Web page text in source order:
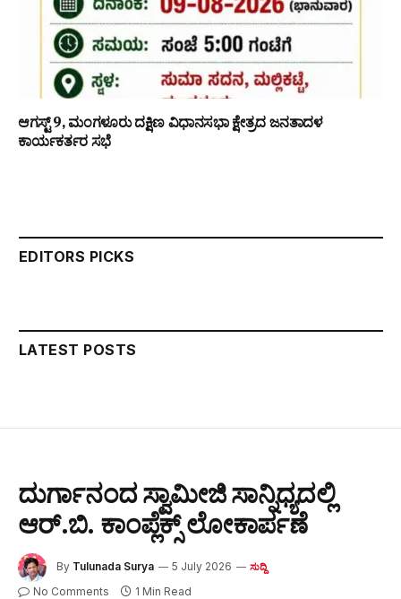
ಆಗಸ್ಟ್ 9, ಮಂಗಳೂರು ದಕ್ಷಿಣ ವಿಧಾನಸಭಾ ಕ್ಷೇತ್ರದ ಜನತಾದಳ
ಕಾರ್ಯಕರ್ತರ ಸಭೆ
EDITORS PICKS
LATEST POSTS
ದುರ್ಗಾನಂದ ಸ್ವಾಮೀಜಿ ಸಾನ್ನಿಧ್ಯದಲ್ಲಿ
ಆರ್.ಬಿ. ಕಾಂಪ್ಲೆಕ್ಸ್ ಲೋಕಾರ್ಪಣೆ
By Tulunada Surya 5 July 2026 ಸುದ್ದಿ
No Comments 1 Min Read